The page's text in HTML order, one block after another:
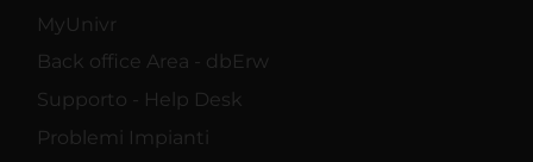
MyUnivr
Back office Area - dbErw
Supporto - Help Desk
Problemi Impianti